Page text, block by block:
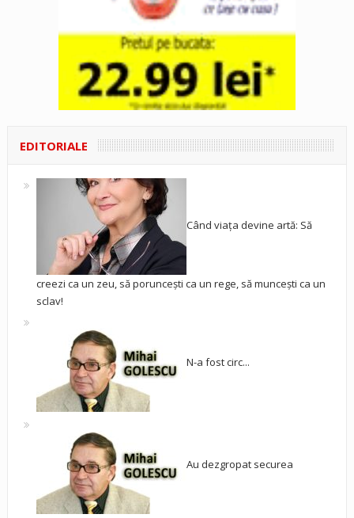
EDITORIALE
Când viața devine artă: Să
creezi ca un zeu, să poruncești ca un rege, să muncești ca un
sclav!
N-a fost circ...
Au dezgropat securea